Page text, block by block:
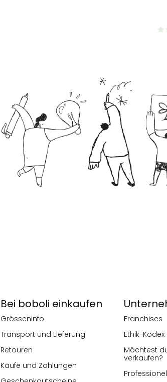
Bei boboli einkaufen
Grösseninfo
Transport und Lieferung
Retouren
Käufe und Zahlungen
Franchises
Ethik-Kodex
Möchtest
verkaufen?